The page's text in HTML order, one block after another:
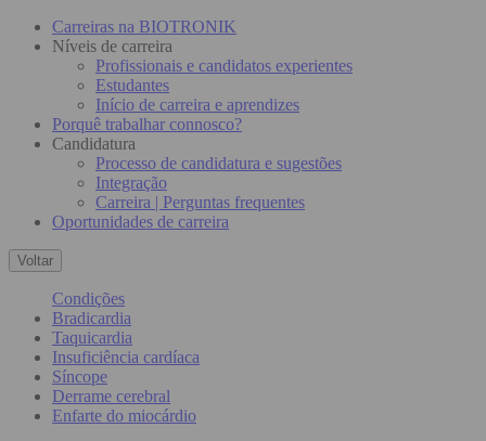
Carreiras na BIOTRONIK
Níveis de carreira
Profissionais e candidatos experientes
Estudantes
Início de carreira e aprendizes
Porquê trabalhar connosco?
Candidatura
Processo de candidatura e sugestões
Integração
Carreira | Perguntas frequentes
Oportunidades de carreira
Voltar
Condições
Bradicardia
Taquicardia
Insuficiência cardíaca
Síncope
Derrame cerebral
Enfarte do miocárdio